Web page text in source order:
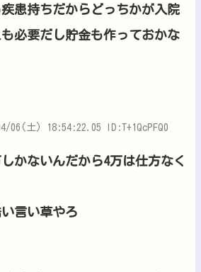
患持ちだからどっちかが入院
必要だし貯金も作っておかな
06(土) 18:54:22.05 ID:T+1QcPFQ0
かないんだから4万は仕方なく
い言い草やろ